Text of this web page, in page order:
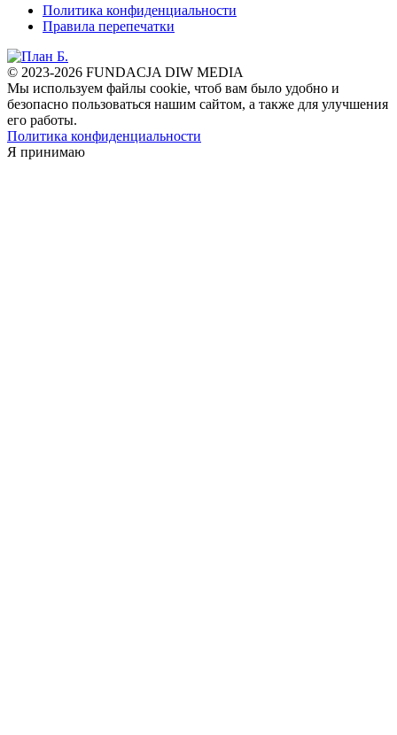
Политика конфиденциальности
Правила перепечатки
© 2023-2026 FUNDACJA DIW MEDIA
Мы используем файлы cookie, чтоб вам было удобно и
безопасно пользоваться нашим сайтом, а также для улучшения
его работы.
Политика конфиденциальности
Я принимаю